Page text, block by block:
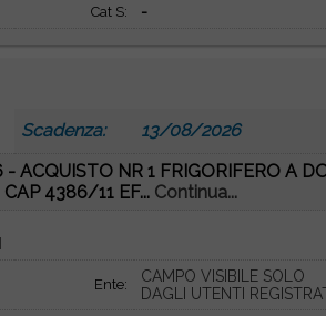
Cat S: -
Scadenza: 13/08/2026
ACQUISTO NR 1 FRIGORIFERO A
4386/11 EF... Continua...
Ente:
CAMPO VISIBILE SOLO
DAGLI UTENTI